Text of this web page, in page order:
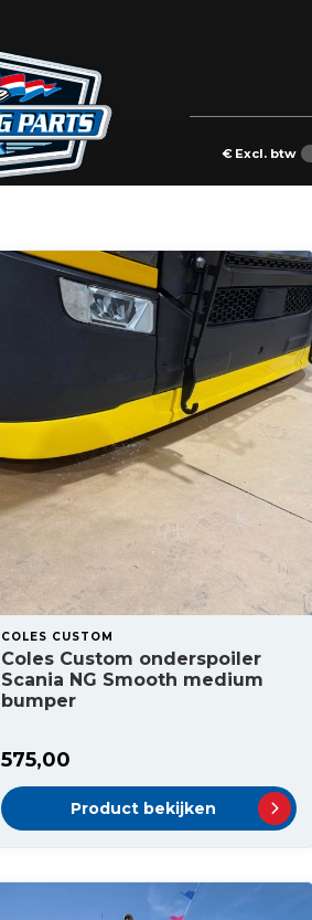
€ Excl. btw
COLES CUSTOM
Coles Custom onderspoiler
Scania NG Smooth medium
bumper
575,00
Product bekijken